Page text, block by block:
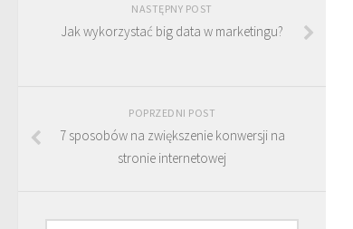
NASTĘPNY POST
Jak wykorzystać big data w marketingu?
POPRZEDNI POST
7 sposobów na zwiększenie konwersji na
stronie internetowej